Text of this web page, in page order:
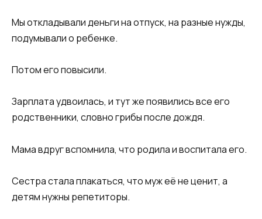
Мы откладывали деньги на отпуск, на разные нужды,
подумывали о ребенке.
Потом его повысили.
Зарплата удвоилась, и тут же появились все его
родственники, словно грибы после дождя.
Мама вдруг вспомнила, что родила и воспитала его.
Сестра стала плакаться, что муж её не ценит, а
детям нужны репетиторы.